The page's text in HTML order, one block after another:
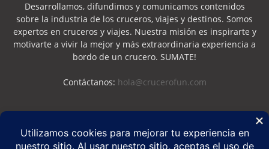
Desarrollamos, difundimos y comunicamos contenidos
sobre la industria de los cruceros, viajes y destinos. Somos
expertos en cruceros y viajes. Nuestra misión es inspirarte y
motivarte a vivir la mejor y más extraordinaria experiencia a
bordo de un crucero. SUMATE!
Contáctanos: hola@crucerofun.com
SEGUINOS